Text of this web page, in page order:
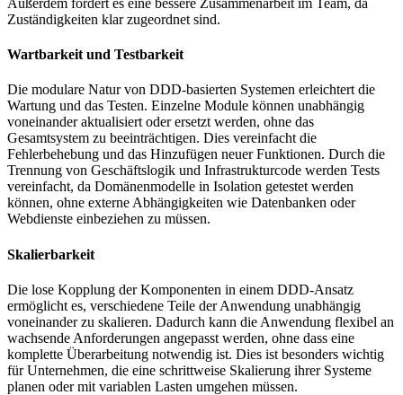
Zuständigkeiten klar zugeordnet sind.
Wartbarkeit und Testbarkeit
Die modulare Natur von DDD-basierten Systemen erleichtert die
Wartung und das Testen. Einzelne Module können unabhängig
voneinander aktualisiert oder ersetzt werden, ohne das
Gesamtsystem zu beeinträchtigen. Dies vereinfacht die
Fehlerbehebung und das Hinzufügen neuer Funktionen. Durch die
Trennung von Geschäftslogik und Infrastrukturcode werden Tests
vereinfacht, da Domänenmodelle in Isolation getestet werden
können, ohne externe Abhängigkeiten wie Datenbanken oder
Webdienste einbeziehen zu müssen.
Skalierbarkeit
Die lose Kopplung der Komponenten in einem DDD-Ansatz
ermöglicht es, verschiedene Teile der Anwendung unabhängig
voneinander zu skalieren. Dadurch kann die Anwendung flexibel an
wachsende Anforderungen angepasst werden, ohne dass eine
komplette Überarbeitung notwendig ist. Dies ist besonders wichtig
für Unternehmen, die eine schrittweise Skalierung ihrer Systeme
planen oder mit variablen Lasten umgehen müssen.